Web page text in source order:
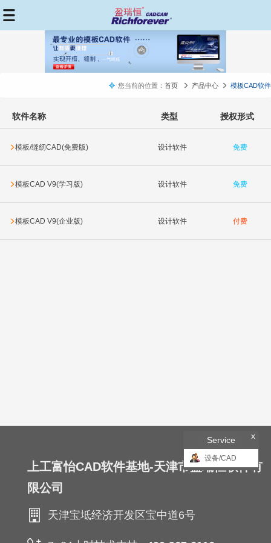
Service x
设备/CAD
您当前的位置： 首页 产品中心 模板CAD软件
软件名称 类型 授权形式
模板/缝纫CAD(免费版) 设计软件 免费
模板CAD V9(学习版) 设计软件 免费
模板CAD V9(企业版) 设计软件 付费
上工富怡CAD软件基地-天津市盈瑞恒软件有
限公司
天津宝坻经济开发区宝中道6号